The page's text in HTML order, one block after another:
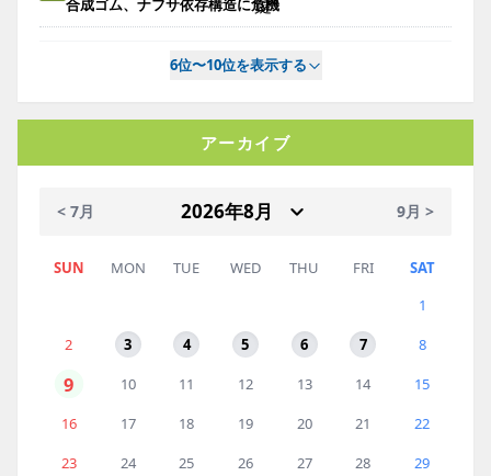
合成ゴム、ナフサ依存構造に危機
6位〜10位を表示する
アーカイブ
< 7月 9月 >
SUN MON TUE WED THU FRI
SAT
1
2
3 4 5 6 7 8
9 10 11 12 13 14
15
16
17 18 19 20 21
22
23
24 25 26 27 28
29